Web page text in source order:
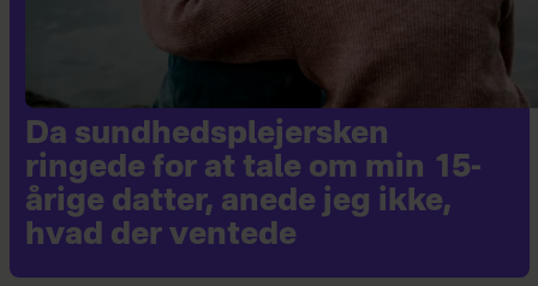
Da sundhedsplejersken
ringede for at tale om min 15-
årige datter, anede jeg ikke,
hvad der ventede